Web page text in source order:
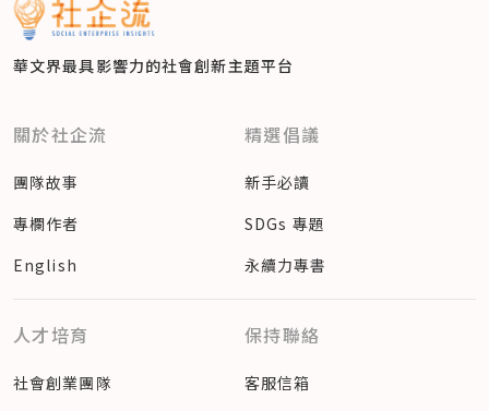
華文界最具影響力的社會創新主題平台
關於社企流
團隊故事
專欄作者
English
精選倡議
新手必讀
SDGs 專題
永續力專書
人才培育
社會創業團隊
保持聯絡
客服信箱